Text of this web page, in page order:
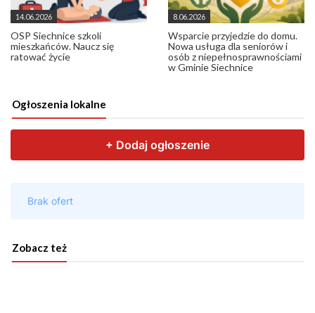
14.06.2026
OSP Siechnice szkoli
mieszkańców. Naucz się
ratować życie
8.06.2026
Wsparcie przyjedzie do domu.
Nowa usługa dla seniorów i
osób z niepełnosprawnościami
w Gminie Siechnice
Ogłoszenia lokalne
Zobacz też